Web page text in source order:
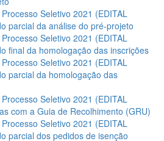
Processo Seletivo 2021 (EDITAL
parcial da análise do pré-projeto
Processo Seletivo 2021 (EDITAL
final da homologação das inscrições
Processo Seletivo 2021 (EDITAL
parcial da homologação das
Processo Seletivo 2021 (EDITAL
com a Guia de Recolhimento (GRU)
Processo Seletivo 2021 (EDITAL
parcial dos pedidos de isenção